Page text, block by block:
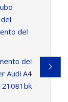
del
del
Audi A4